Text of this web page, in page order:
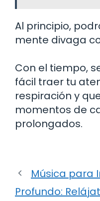
Al principio,
mente divaga
Con el tiempo,
fácil traer tu
respiración y
momentos de
prolongados.
Música para
Profundo: